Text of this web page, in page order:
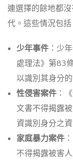
連選擇的餘地都
代。這些情況包括
少年事件 ：少
處理法》第83
以識別其身分
性侵害案件 ：
文書不得揭露
資識別身分之資
家庭暴力案件
不得揭露被害